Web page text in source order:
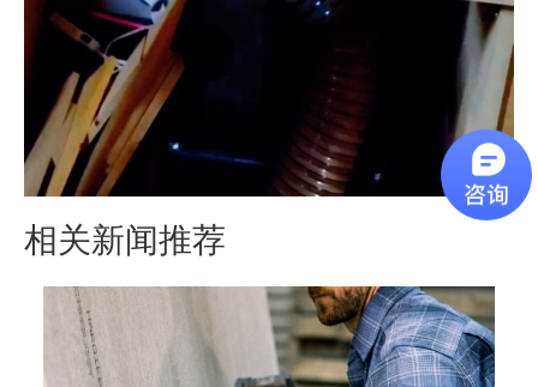
相关新闻推荐